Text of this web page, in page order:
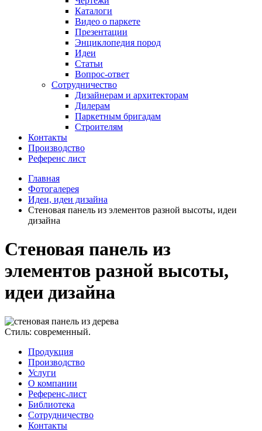
Каталоги
Видео о паркете
Презентации
Энциклопедия пород
Идеи
Статьи
Вопрос-ответ
Сотрудничество
Дизайнерам и архитекторам
Дилерам
Паркетным бригадам
Строителям
Контакты
Производство
Референс лист
Главная
Фотогалерея
Идеи, идеи дизайна
Стеновая панель из элементов разной высоты, идеи
дизайна
Стеновая панель из
элементов разной высоты,
идеи дизайна
Стиль: современный.
Продукция
Производство
Услуги
О компании
Референс-лист
Библиотека
Сотрудничество
Контакты